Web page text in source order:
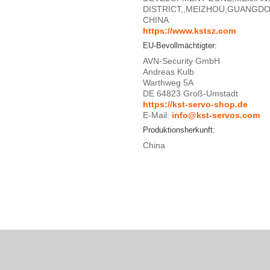
CHINA
https://www.kstsz.com
EU-Bevollmächtigter:
AVN-Security GmbH
Andreas Kulb
Warthweg 5A
DE 64823 Groß-Umstadt
https://kst-servo-shop.de
E-Mail: info@kst-servos.com
Produktionsherkunft:
China